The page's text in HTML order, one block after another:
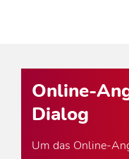
Online-
Dialog
Um das Online-